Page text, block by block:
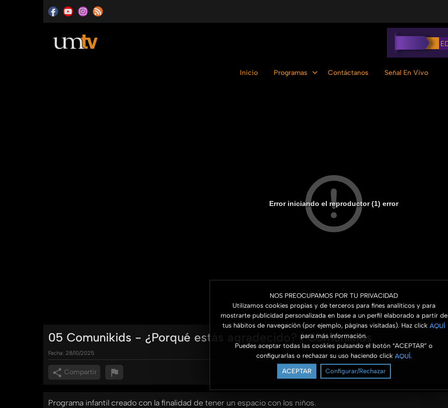
NOS PREOCUPAMOS POR TU PRIVACIDAD
Utilizamos cookies propias y de terceros para fines analíticos y para
mostrarte publicidad personalizada en base a un perfil elaborado a partir de
tus hábitos de navegación (por ejemplo, páginas visitadas). Haz click AQUÍ
para más información.
Puedes aceptar todas las cookies pulsando el botón “ACEPTAR” o
configurarlas o rechazar su uso haciendo click AQUÍ.
ACEPTAR Configurar/Rechazar
Inicio Programas Contáctanos Señal En Vivo
Error iniciando el reproductor (1) error
05 Comunikids - ¿Porqué estás agradecido? | Comunikids
Fecha: 28/10/2025
Compartir
Programa infantil creado con la finalidad de tener un espacio con los niños.